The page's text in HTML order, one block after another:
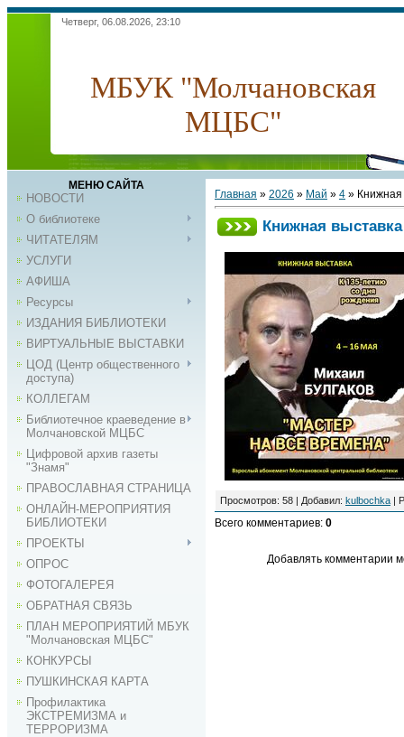
Четверг, 06.08.2026, 23:10
МБУК "Молчановская
МЦБС"
МЕНЮ САЙТА
НОВОСТИ
О библиотеке
ЧИТАТЕЛЯМ
УСЛУГИ
АФИША
Ресурсы
ИЗДАНИЯ БИБЛИОТЕКИ
ВИРТУАЛЬНЫЕ ВЫСТАВКИ
ЦОД (Центр общественного
доступа)
КОЛЛЕГАМ
Библиотечное краеведение в
Молчановской МЦБС
Цифровой архив газеты
"Знамя"
ПРАВОСЛАВНАЯ СТРАНИЦА
ОНЛАЙН-МЕРОПРИЯТИЯ
БИБЛИОТЕКИ
ПРОЕКТЫ
ОПРОС
ФОТОГАЛЕРЕЯ
ОБРАТНАЯ СВЯЗЬ
ПЛАН МЕРОПРИЯТИЙ МБУК
"Молчановская МЦБС"
КОНКУРСЫ
ПУШКИНСКАЯ КАРТА
Профилактика
ЭКСТРЕМИЗМА и
ТЕРРОРИЗМА
Главная » 2026 » Май » 4 » Книжная
Книжная
Просмотров: 58 | Добавил: kulbochka |
Всего комментариев: 0
Добавлять комментарии